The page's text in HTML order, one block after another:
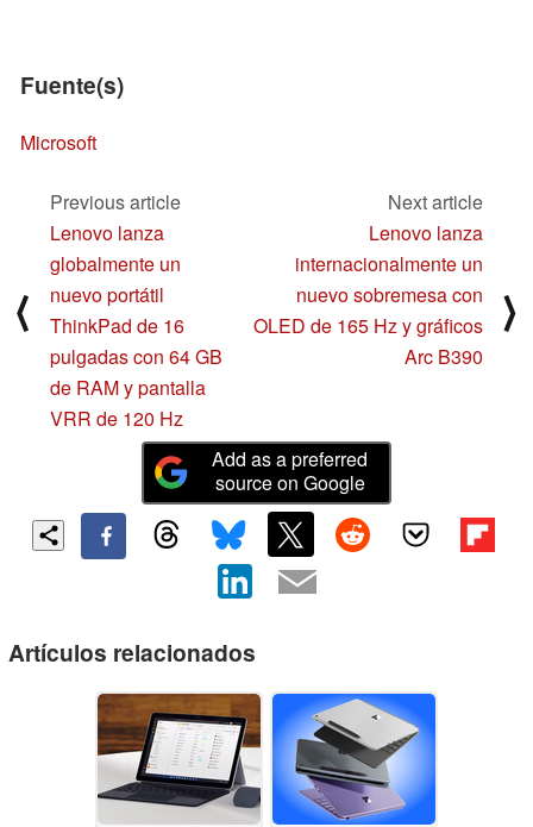
Fuente(s)
Microsoft
⟨
Previous article
Lenovo lanza
globalmente un
nuevo portátil
ThinkPad de 16
pulgadas con 64 GB
de RAM y pantalla
VRR de 120 Hz
Next article
Lenovo lanza
internacionalmente un
nuevo sobremesa con
OLED de 165 Hz y gráficos
Arc B390
⟩
Add as a preferred
source on Google
Artículos relacionados